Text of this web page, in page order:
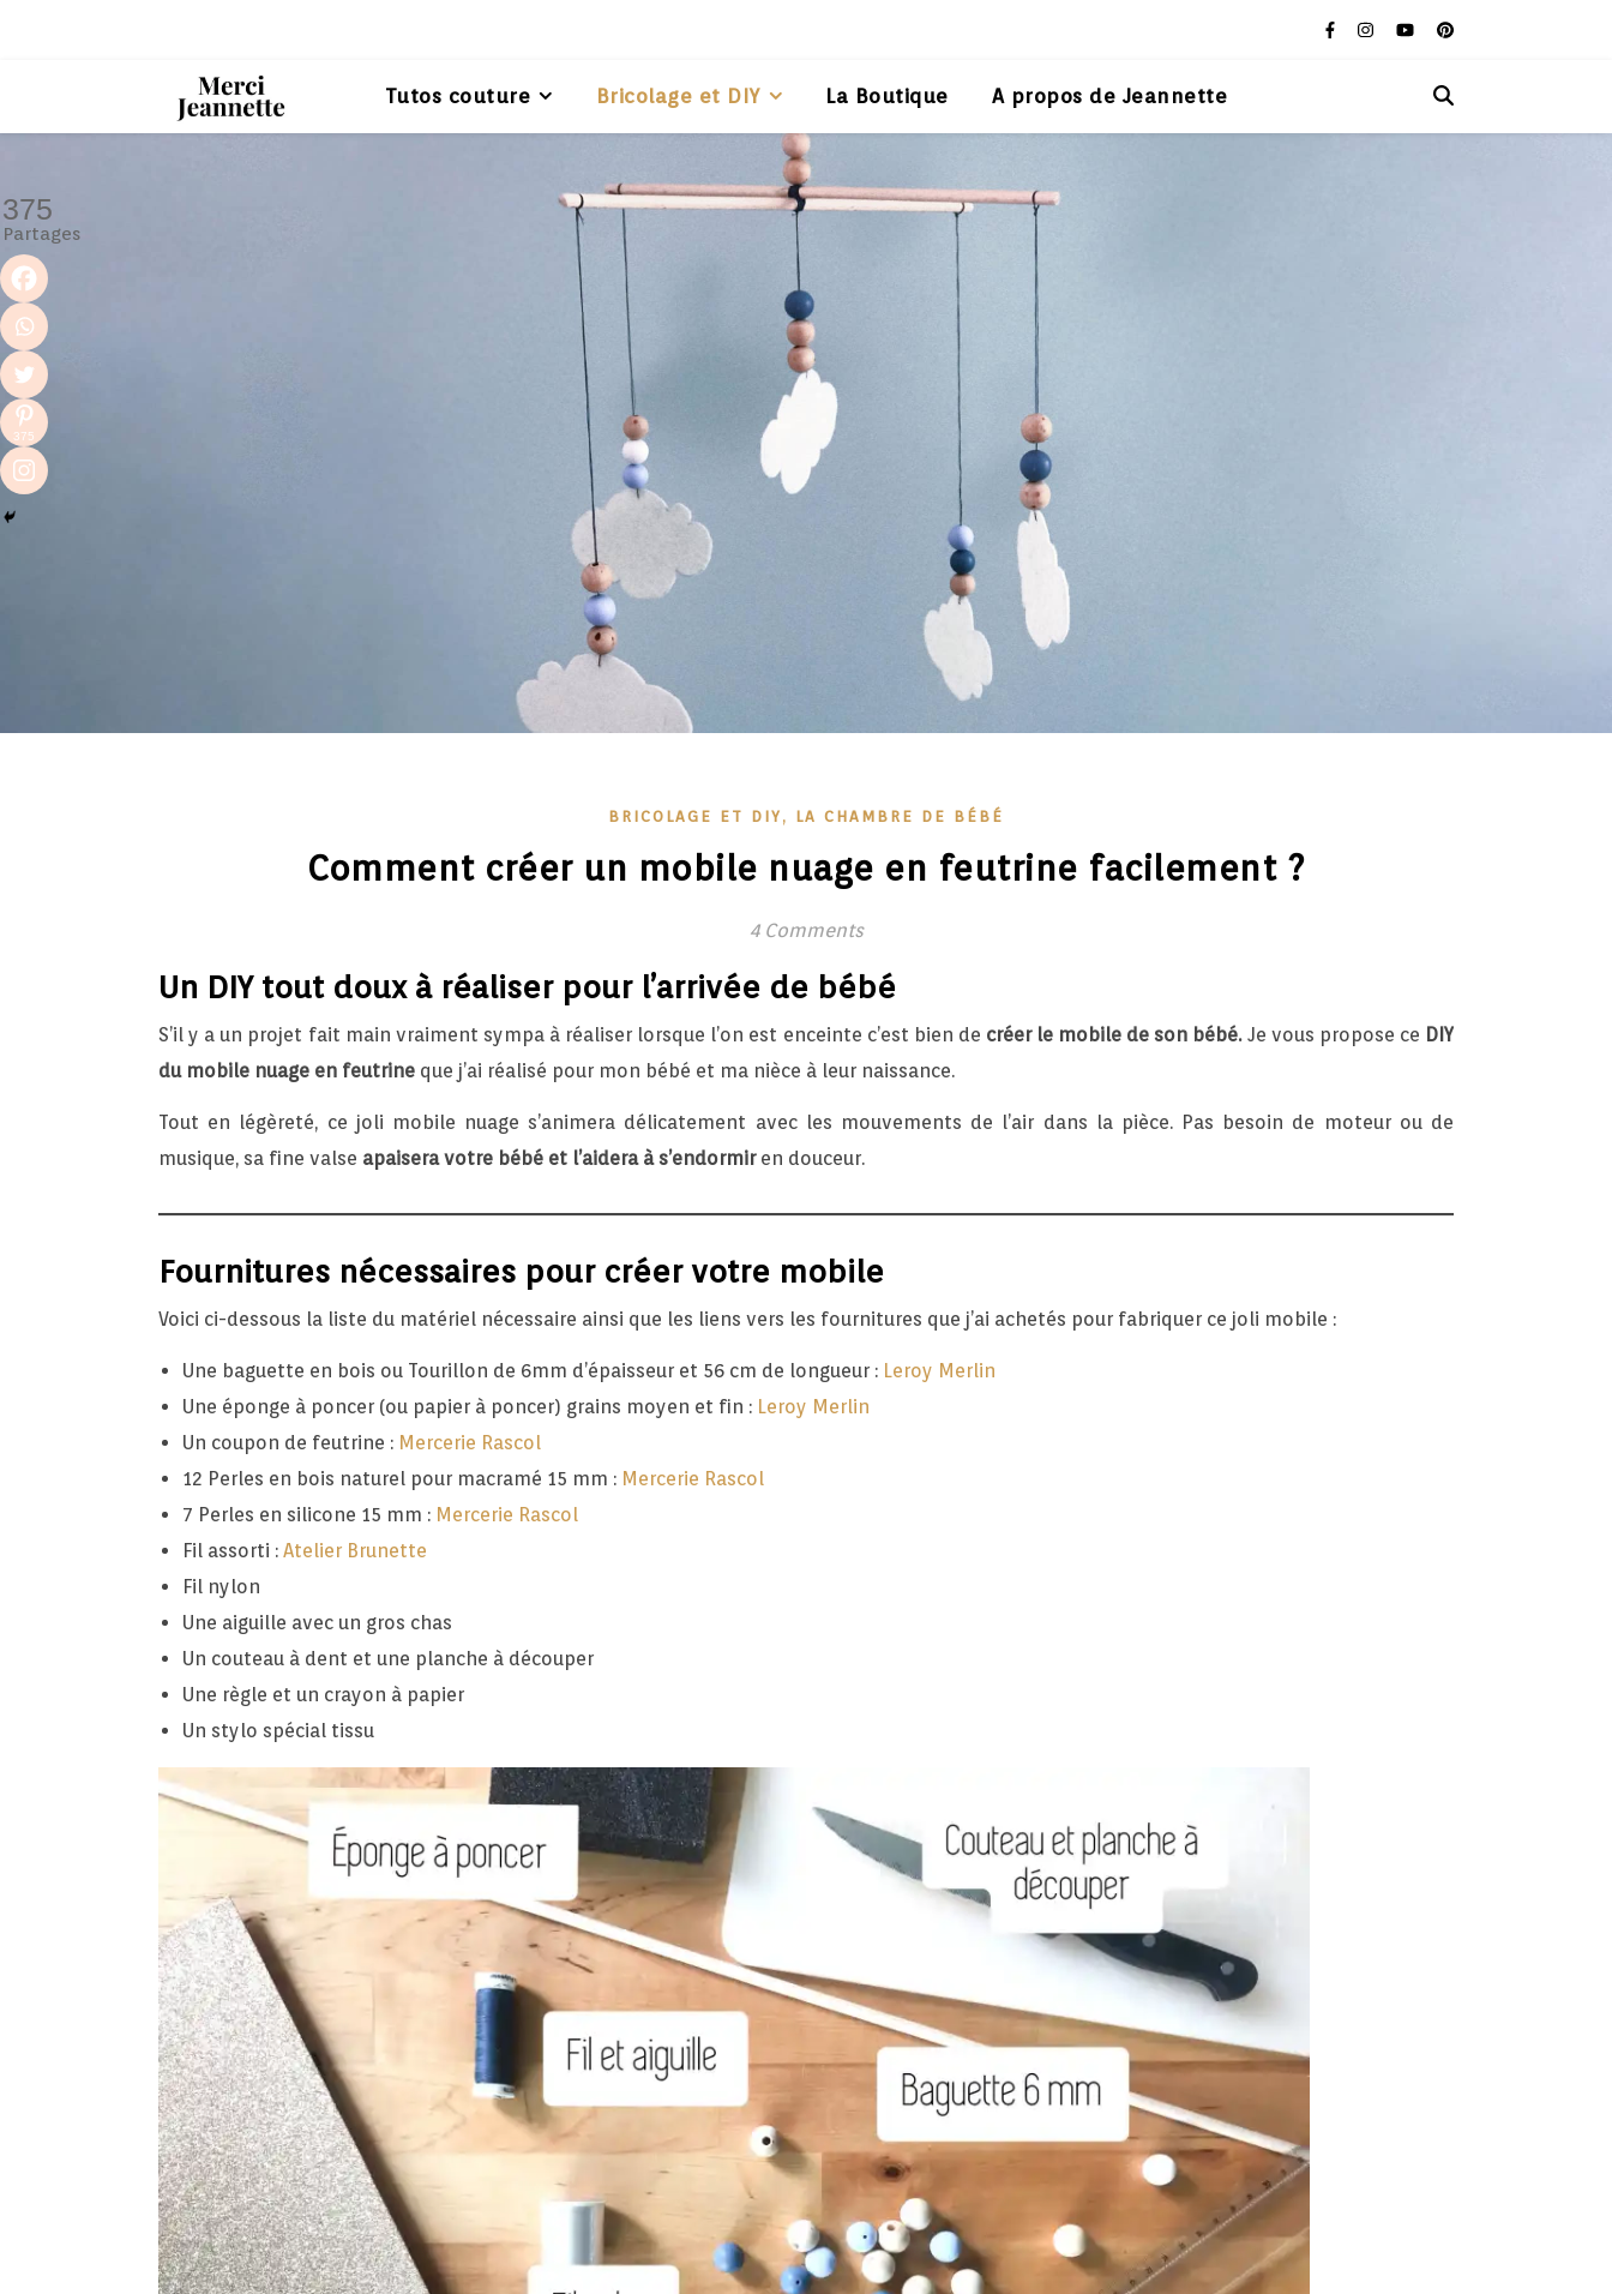
Tutos couture Bricolage et DIY La Boutique A propos de Jeannette
BRICOLAGE ET DIY , LA CHAMBRE DE BÉBÉ
Comment créer un mobile nuage en feutrine facilement ?
4 Comments
Un DIY tout doux à réaliser pour l’arrivée de bébé
S’il y a un projet fait main vraiment sympa à réaliser lorsque l’on est enceinte c’est bien de créer le mobile de son bébé.Je vous propose ce DIY
du mobile nuage en feutrine que j’ai réalisé pour mon bébé et ma nièce à leur naissance.
Tout en légèreté, ce joli mobile nuage s’animera délicatement avec les mouvements de l’air dans la pièce. Pas besoin de moteur ou de
musique, sa fine valse apaisera votre bébé et l’aidera à s’endormiren douceur.
Fournitures nécessaires pour créer votre mobile
Voici ci-dessous la liste du matériel nécessaire ainsi que les liens vers les fournitures que j’ai achetés pour fabriquer ce joli mobile :
Une baguette en bois ou Tourillon de 6mm d’épaisseur et 56 cm de longueur : Leroy Merlin
Une éponge à poncer (ou papier à poncer) grains moyen et fin : Leroy Merlin
Un coupon de feutrine : Mercerie Rascol
12 Perles en bois naturel pour macramé 15 mm : Mercerie Rascol
7 Perles en silicone 15 mm : Mercerie Rascol
Fil assorti : Atelier Brunette
Fil nylon
Une aiguille avec un gros chas
Un couteau à dent et une planche à découper
Une règle et un crayon à papier
Un stylo spécial tissu
375
Partages
375